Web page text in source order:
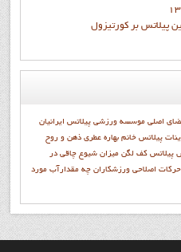
پیلاتس بر کورتیزول
اصلي موسسه ورزشي پيلاتس ايرانيان
پيلاتس خانم بهاره عطري ذهن و روح
پيلاتس كف لگن میزان شیوع چاقی در
اصلاحی ورزشكاران چه مقدارآب مورد